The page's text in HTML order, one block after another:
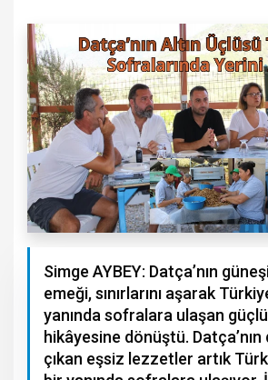
Simge AYBEY: Datça’nın
emeği, sınırlarını aşarak
yanında sofralara ulaşan
hikâyesine dönüştü. Datça’nın
çıkan eşsiz lezzetler artık